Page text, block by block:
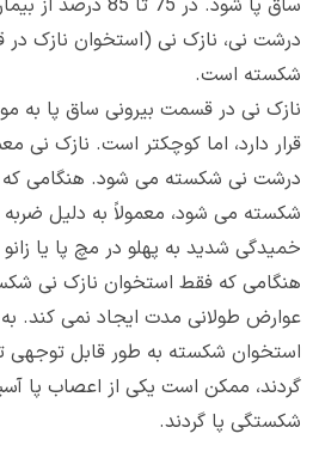
ساق پا شود. در 75
درشت نی، نازک نی (استخوان نازک در
شکسته است.
نازک نی در قسمت بیرونی ساق پا به
قرار دارد، اما کوچکتر است. نازک نی
درشت نی شکسته می شود. هنگامی که
شکسته می شود، معمولاً به دلیل
خمیدگی شدید به پهلو در مچ پا یا
هنگامی که فقط استخوان نازک نی
عوارض طولانی مدت ایجاد نمی کند.
استخوان شکسته به طور قابل
گردند، ممکن است یکی از اعصاب پا
شکستگی پا گردند.